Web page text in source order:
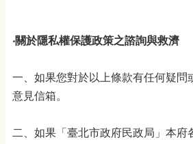
‧關於隱私權保護政策之諮詢與救濟
一、如果您對於以上條款有任何疑問
意見信箱。
二、如果「臺北市政府民政局」本府